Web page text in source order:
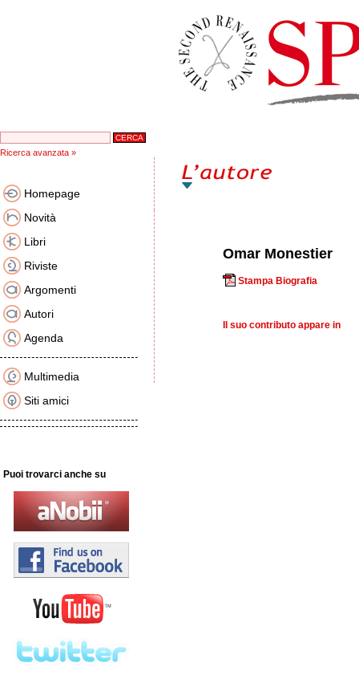
Ricerca avanzata »
Homepage
Novità
Libri
Riviste
Argomenti
Autori
Agenda
Multimedia
Siti amici
Puoi trovarci anche su
Omar Monestier
Stampa Biografia
Il suo contributo appare in